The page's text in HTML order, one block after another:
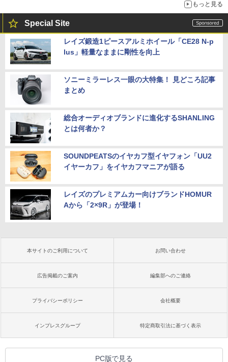
もっと見る
Special Site
レイズ鍛造1ピースアルミホイール「CE28 N-p
lus」軽量なままに剛性を向上
ソニーミラーレス一眼の大特集！ 見どころ記事
まとめ
総合オーディオブランドに進化するSHANLING
とは何者か？
SOUNDPEATSのイヤカフ型イヤフォン「UU2
イヤーカフ」をイヤカフマニアが語る
レイズのプレミアムカー向けブランドHOMUR
Aから「2×9R」が登場！
本サイトのご利用について お問い合わせ
広告掲載のご案内 編集部へのご連絡
プライバシーポリシー 会社概要
インプレスグループ 特定商取引法に基づく表示
PC版で見る